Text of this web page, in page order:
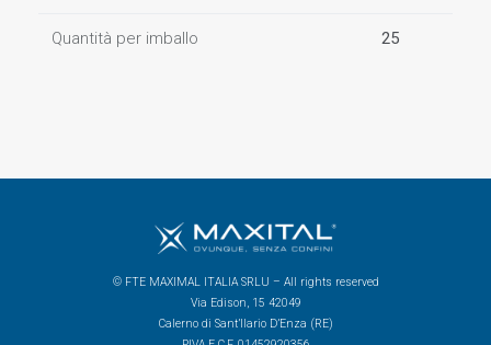
Quantità per imballo 25
© FTE MAXIMAL ITALIA SRLU – All rights reserved
Via Edison, 15 42049
Calerno di Sant’Ilario D’Enza (RE)